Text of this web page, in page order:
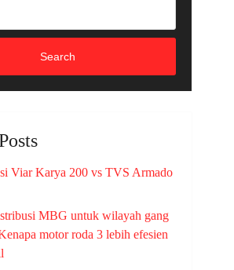
Search
Viar Karya 200 vs TVS Armado
MBG untuk wilayah gang
motor roda 3 lebih efesien